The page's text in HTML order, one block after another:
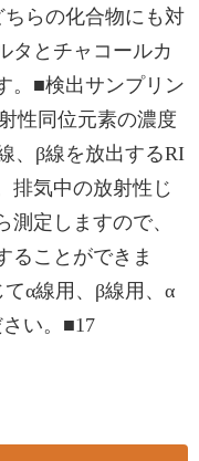
らの化合物にも対
タとチャコールカ
。■検出サンプリン
性同位元素の濃度
、β線を放出するRI
排気中の放射性じ
定しますので、
ることができま
α線用、β線用、α
い。■17